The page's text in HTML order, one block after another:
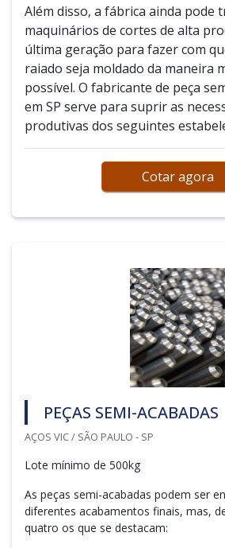
Além disso, a fábrica ainda pode
maquinários de cortes de alta
última geração para fazer com
raiado seja moldado da maneira
possível. O fabricante de peça
em SP serve para suprir as
produtivas dos seguintes
Cotar agora
PEÇAS SEMI-ACABADAS
AÇOS VIC / SÃO PAULO - SP
Lote mínimo de 500kg
As peças semi-acabadas podem ser
diferentes acabamentos finais, mas,
quatro os que se destacam: